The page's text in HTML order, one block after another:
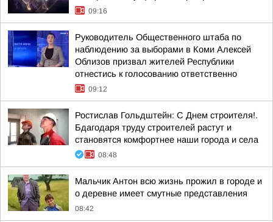
09:16
Руководитель Общественного штаба по
наблюдению за выборами в Коми Алексей
Облизов призвал жителей Республики
отнестись к голосованию ответственно
09:12
Ростислав Гольдштейн: С Днем строителя!.
Бдагодаря труду строителей растут и
становятся комфортнее наши города и села
08:48
Мальчик Антон всю жизнь прожил в городе и
о деревне имеет смутные представления
08:42